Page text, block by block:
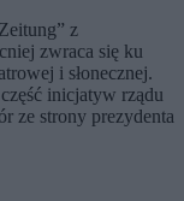
z
zwraca się ku
i słonecznej.
inicjatyw rządu
ze strony prezydenta